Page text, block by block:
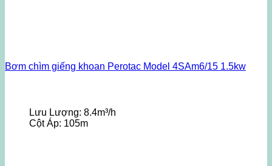
Bơm chìm giếng khoan Perotac Model 4SAm6/15 1.5kw
Lưu Lượng: 8.4m³/h
Cột Áp: 105m